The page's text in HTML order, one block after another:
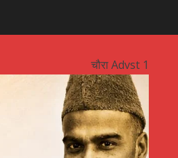
चौरा Advst 1